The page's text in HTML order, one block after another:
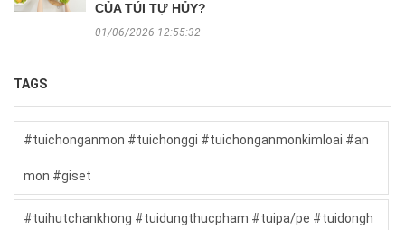
CỦA TÚI TỰ HỦY?
01/06/2026 12:55:32
TAGS
#tuichonganmon #tuichonggi #tuichonganmonkimloai #an
mon #giset
#tuihutchankhong #tuidungthucpham #tuipa/pe #tuidongh